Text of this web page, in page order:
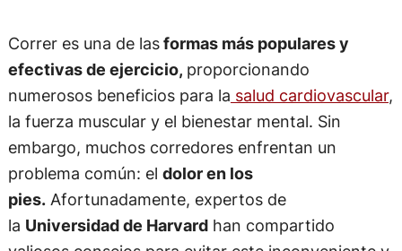
Correr es una de lasformas más populares y
efectivas de ejercicio, proporcionando
numerosos beneficios para la salud cardiovascular,
la fuerza muscular y el bienestar mental. Sin
embargo, muchos corredores enfrentan un
problema común: el dolor en los
pies.Afortunadamente, expertos de
la Universidad de Harvardhan compartido